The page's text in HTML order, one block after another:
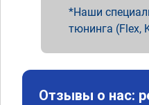
Наши
тюнинга (Flex,
Отзывы о нас: